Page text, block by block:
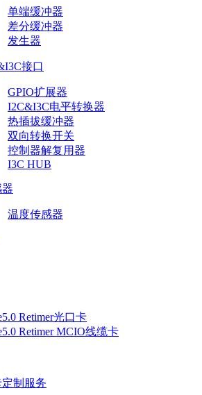
单端缓冲器
差分缓冲器
发生器
接口
GPIO扩展器
I2C&I3C电平转换器
热插拔缓冲器
双向转换开关
控制器解复用器
I3C HUB
温度传感器
Retimer光口卡
Retimer MCIO线缆卡
制服务